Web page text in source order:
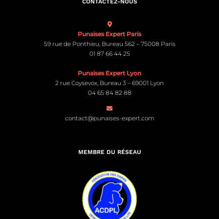
CONTACTEZ-NOUS
Punaises Expert Paris
59 rue de Ponthieu, Bureau 562 – 75008 Paris
01 87 66 44 25
Punaises Expert Lyon
2 rue Coysevox, Bureau 3 – 69001 Lyon
04 65 84 82 88
contact@punaises-expert.com
MEMBRE DU RÉSEAU